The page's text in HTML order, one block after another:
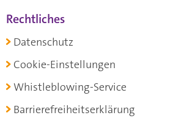
Rechtliches
Datenschutz
Cookie-Einstellungen
Whistleblowing-Service
Barrierefreiheitserklärung